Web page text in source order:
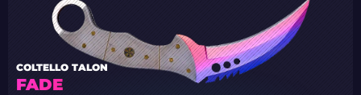
FADE
COLTELLO TALON